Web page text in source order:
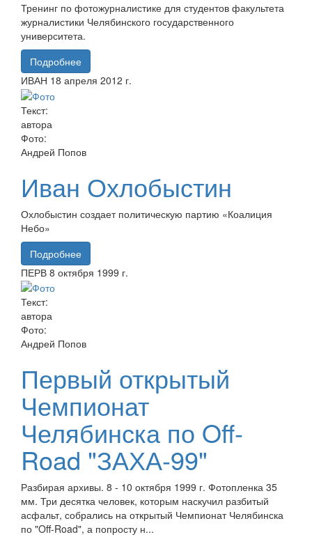
Тренинг по фотожурналистике для студентов факультета
журналистики Челябинского государственного
университета.
Подробнее
ИВАН 18 апреля 2012 г.
Текст:
автора
Фото:
Андрей Попов
Иван Охлобыстин
Охлобыстин создает политическую партию «Коалиция
Небо»
Подробнее
ПЕРВ 8 октября 1999 г.
Текст:
автора
Фото:
Андрей Попов
Первый открытый
Чемпионат
Челябинска по Off-
Road "ЗАХА-99"
Разбирая архивы. 8 - 10 октября 1999 г. Фотопленка 35
мм. Три десятка человек, которым наскучил разбитый
асфальт, собрались на открытый Чемпионат Челябинска
по "Off-Road", а попросту н...